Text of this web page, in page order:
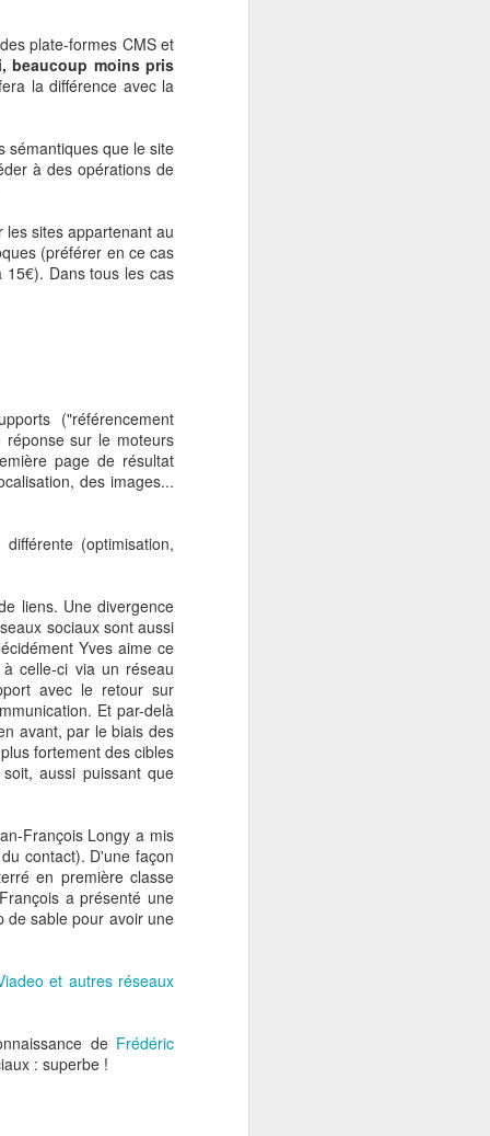
plate-formes CMS et
beaucoup moins pris
la différence avec la
sémantiques que le site
à des opérations de
sites appartenant au
(préférer en ce cas
Dans tous les cas
("référencement
sur le moteurs
page de résultat
des images...
(optimisation,
liens. Une divergence
sociaux sont aussi
Yves aime ce
celle-ci via un réseau
avec le retour sur
Et par-delà
avant, par le biais des
fortement des cibles
aussi puissant que
François Longy a mis
contact). D'une façon
en première classe
a présenté une
de sable pour avoir une
et autres réseaux
de Frédéric
: superbe !
Playerà l’exemple de
de l’entreprise
flagrant entre les 2
de « magasins
un concurrent
.
sur la distribution, y
en Chine.
les «ex-Pure-
Amazon l’a fait
desex-Pure Players
sont au cœur de leur
individualisé de
une efficience
vers la fourniture de
tant au
réalisant le picking en
colis sous 1 heure
n’est qu’un début, la
également que ces
plutôt que de les
de leur relation-client
tout au long de sa
contact, au bénéfice